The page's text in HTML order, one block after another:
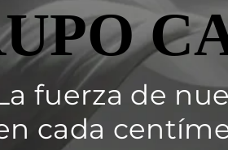
fuerza de
cada